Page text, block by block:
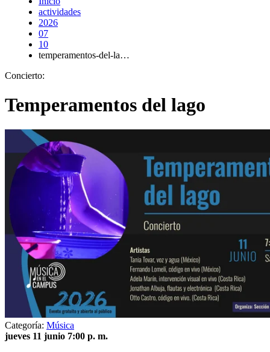
actividades
2026
07
10
temperamentos-del-la…
Concierto:
Temperamentos del lago
Categoría: Música
jueves 11 junio 7:00 p. m.